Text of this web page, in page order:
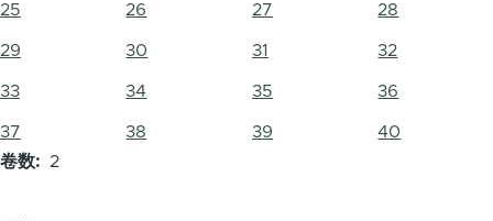
25 26 27 28
29 30 31 32
33 34 35 36
37 38 39
40
卷数
2